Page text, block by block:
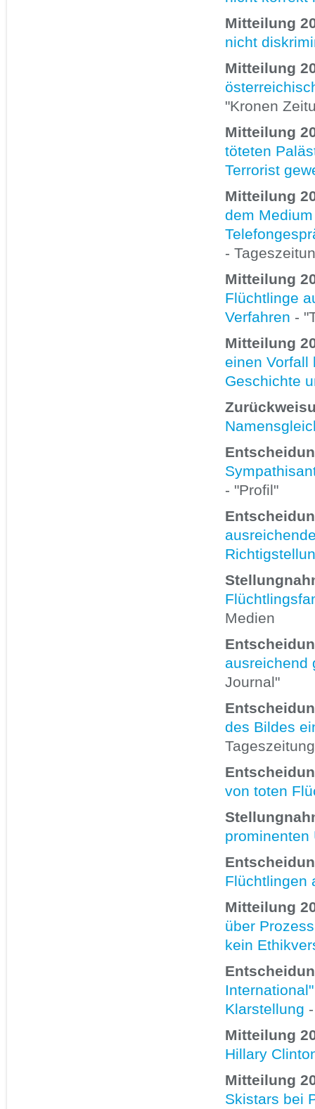
Mitteilung
nicht
Mitteilung
"Kronen
Mitteilung
töteten
Terrorist
Mitteilung
dem
-
Mitteilung
Flüchtlinge
Verfahren -
Mitteilung
einen Vorfall
Geschichte
- "Profil"
Medien
ausreichend
Journal"
des Bildes
von toten
prominenten
Flüchtlingen
Mitteilung
über
kein
Klarstellung
Mitteilung
Hillary
Mitteilung
Skistars bei